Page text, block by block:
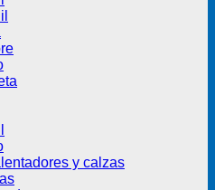
y calzas